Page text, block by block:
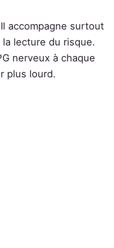
accompagne surtout
lecture du risque.
nerveux à chaque
plus lourd.